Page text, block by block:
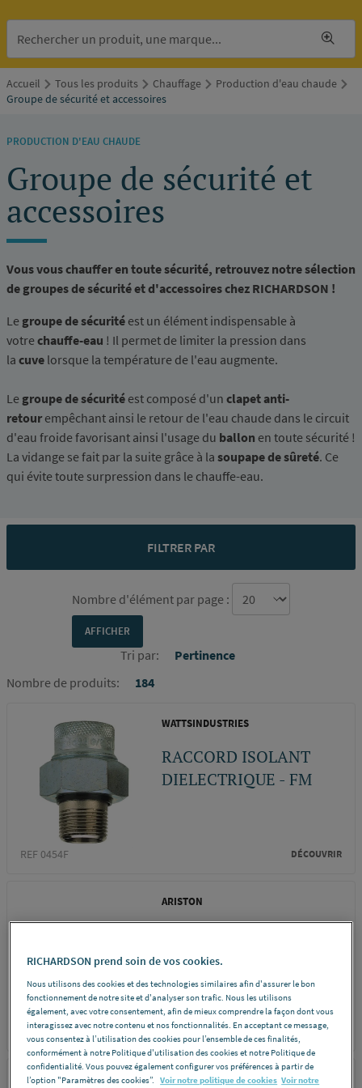
Accueil Tous les produits Chauffage
Production d'eau chaude
Groupe de sécurité et accessoires
PRODUCTION D'EAU CHAUDE
Groupe de sécurité et
accessoires
Vous vous chauffer en toute sécurité, retrouvez notre sélection
de groupes de sécurité et d'accessoires chez RICHARDSON !
Le groupe de sécurité est un élément indispensable à
votrechauffe-eau ! Il permet de limiter la pression dans
la cuve lorsque la température de l'eau augmente.
Le groupe de sécurité est composé d'un clapet anti-
retourempêchant ainsi le retour de l'eau chaude dans le circuit
d'eau froide favorisant ainsi l'usage du ballon en toute sécurité !
La vidange se fait par la suite grâce à la soupape de sûreté. Ce
qui évite toute surpression dans le chauffe-eau.
FILTRER PAR
Nombre de produits: 184
Nombre d'élément par page :
Tri par: Pertinence
WATTSINDUSTRIES
RACCORD ISOLANT
DIELECTRIQUE - FM
REF 0454F DÉCOUVRIR
ARISTON
- Adaptateur d'entraxe
INSTAFIX
REF A0D4G DÉCOUVRIR
ATLANTIC
RICHARDSON prend soin de vos cookies.
Nous utilisons des cookies et des technologies similaires afin d'assurer le bon
fonctionnement de notre site et d'analyser son trafic. Nous les utilisons
également, avec votre consentement, afin de mieux comprendre la façon dont vous
interagissez avec notre contenu et nos fonctionnalités. En acceptant ce message,
vous consentez à l’utilisation des cookies pour l’ensemble de ces finalités,
conformément à notre Politique d'utilisation des cookies et notre Politique de
confidentialité. Vous pouvez également configurer vos préférences à partir de
l’option "Paramètres des cookies”.
Voir notre politique de cookies Voir notre